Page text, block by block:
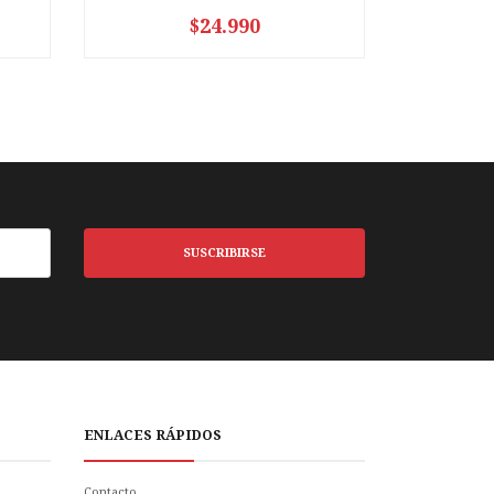
VER OPCIONES
$24.990
SUSCRIBIRSE
ENLACES RÁPIDOS